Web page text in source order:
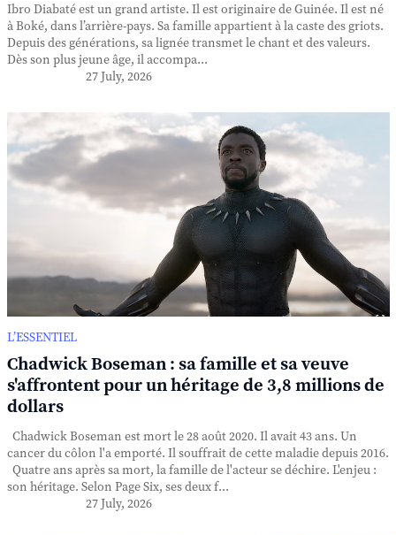
Ibro Diabaté est un grand artiste. Il est originaire de Guinée. Il est né
à Boké, dans l’arrière-pays. Sa famille appartient à la caste des griots.
Depuis des générations, sa lignée transmet le chant et des valeurs.
Dès son plus jeune âge, il accompa...
27 July, 2026
L’ESSENTIEL
Chadwick Boseman : sa famille et sa veuve
s'affrontent pour un héritage de 3,8 millions de
dollars
Chadwick Boseman est mort le 28 août 2020. Il avait 43 ans. Un
cancer du côlon l'a emporté. Il souffrait de cette maladie depuis 2016.
Quatre ans après sa mort, la famille de l'acteur se déchire. L'enjeu :
son héritage. Selon Page Six, ses deux f...
27 July, 2026